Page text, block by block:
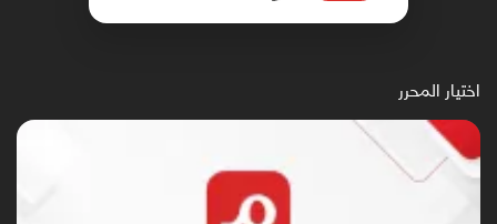
اختيار المحرر